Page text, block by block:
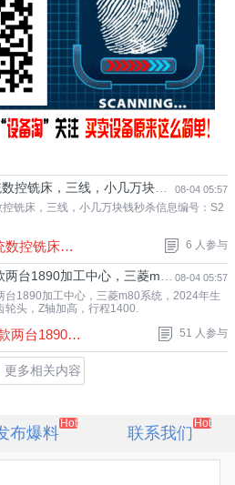
08-04 05:57
铣床，三线，小几万块钱秒杀
铣床，三线，小几万块钱秒杀信息编号：S2
967新代系统数控铣床，三线，小几万块钱秒. 6 人参与
08-04 05:57
加工中心，三菱m80系统，2024年.
台1890加工中心，三菱m80系统，2024年生
轮头，Z轴加高，行程1400.
刚刚买下同款两台1890加工中心，三菱m80系. 51 人参与
更多相关内容
布爆料
Hot
联系我们
Hot